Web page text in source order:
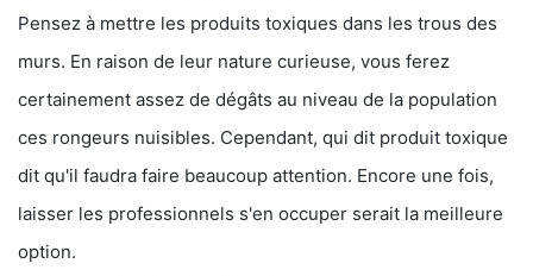
Pensez à mettre les produits toxiques dans les trous des
murs. En raison de leur nature curieuse, vous ferez
certainement assez de dégâts au niveau de la population
ces rongeurs nuisibles. Cependant, qui dit produit toxique
dit qu'il faudra faire beaucoup attention. Encore une fois,
laisser les professionnels s'en occuper serait la meilleure
option.